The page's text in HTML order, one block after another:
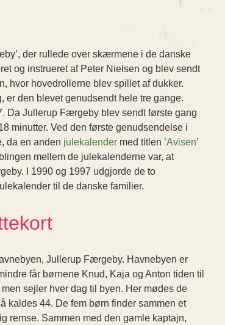
der rullede over skærmene i de danske
og instrueret af Peter Nielsen og blev sendt
hvor hovedrollerne blev spillet af dukker.
den blevet genudsendt hele tre gange.
Da Jullerup Færgeby blev sendt første gang
minutter. Ved den første genudsendelse i
da en anden julekalender med titlen ’Avisen’
mellem de julekalenderne var, at
I 1990 og 1997 udgjorde de to
til de danske familier.
Jullerup Færgeby. Havnebyen er
får børnene Knud, Kaja og Anton tiden til
sejler hver dag til byen. Her mødes de
kaldes 44. De fem børn finder sammen et
remse. Sammen med den gamle kaptajn,